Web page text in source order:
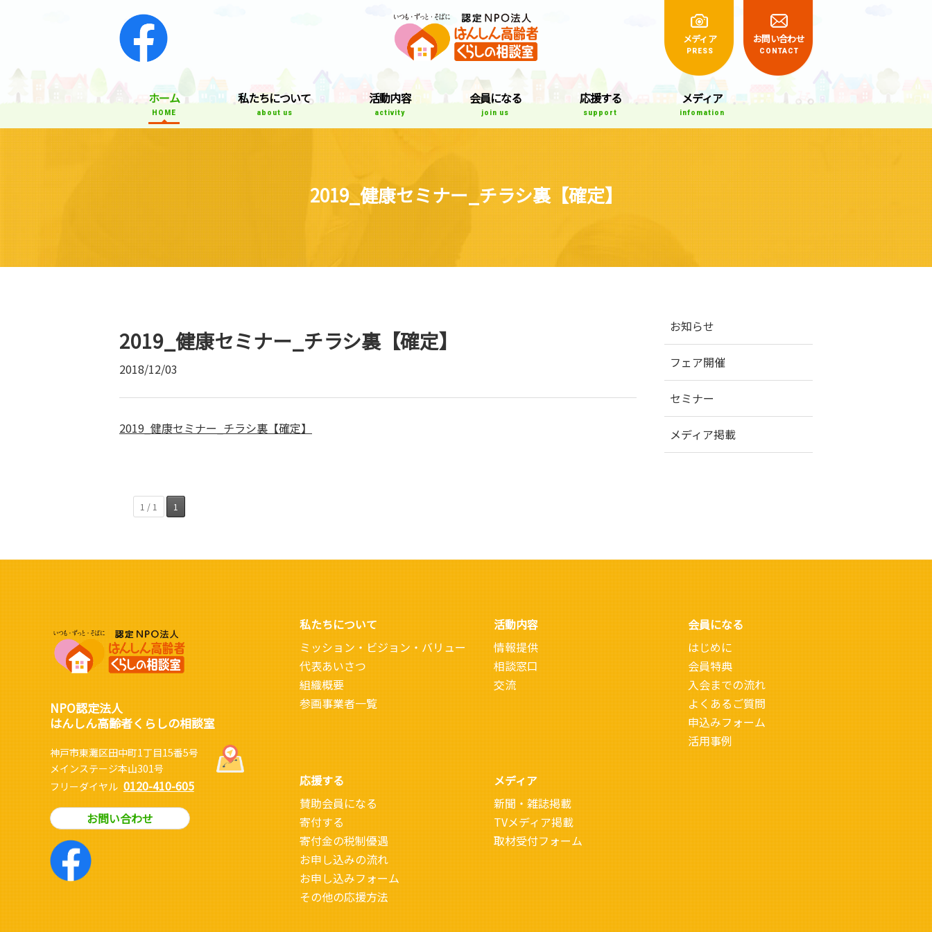
メディア
PRESS
お問い合わせ
CONTACT
ホーム
HOME
私たちについて
about us
活動内容
activity
会員になる
join us
応援する
support
メディア
infomation
2019_健康セミナー_チラシ裏【確定】
2019_健康セミナー_チラシ裏【確定】
2018/12/03
2019_健康セミナー_チラシ裏【確定】
1 / 1 1
お知らせ
フェア開催
セミナー
メディア掲載
NPO認定法人
はんしん高齢者くらしの相談室
神戸市東灘区田中町1丁目15番5号
メインステージ本山301号
フリーダイヤル 0120-410-605
お問い合わせ
私たちについて
ミッション・ビジョン・バリュー
代表あいさつ
組織概要
参画事業者一覧
活動内容
情報提供
相談窓口
交流
会員になる
はじめに
会員特典
入会までの流れ
よくあるご質問
申込みフォーム
活用事例
応援する
賛助会員になる
寄付する
寄付金の税制優遇
お申し込みの流れ
お申し込みフォーム
その他の応援方法
メディア
新聞・雑誌掲載
TVメディア掲載
取材受付フォーム